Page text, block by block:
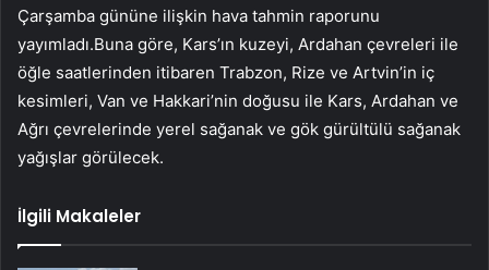
Çarşamba gününe ilişkin hava tahmin raporunu
yayımladı.Buna göre, Kars’ın kuzeyi, Ardahan çevreleri ile
öğle saatlerinden itibaren Trabzon, Rize ve Artvin’in iç
kesimleri, Van ve Hakkari’nin doğusu ile Kars, Ardahan ve
Ağrı çevrelerinde yerel sağanak ve gök gürültülü sağanak
yağışlar görülecek.
İlgili Makaleler